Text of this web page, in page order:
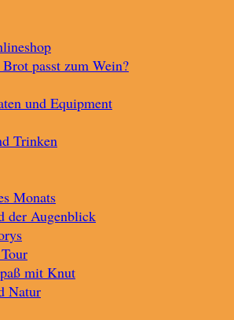
passt zum Wein?
und Equipment
Trinken
Monats
der Augenblick
mit Knut
Natur